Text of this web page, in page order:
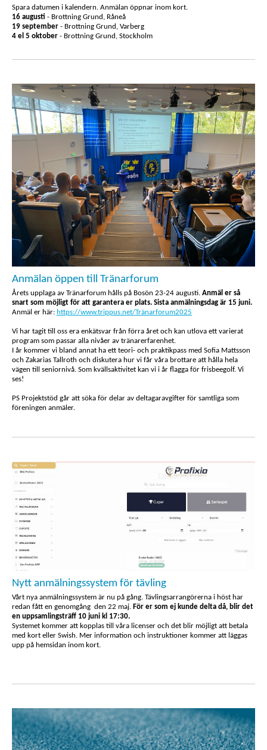
Spara datumen i kalendern. Anmälan öppnar inom kort.
16 augusti - Brottning Grund, Råneå
19 september - Brottning Grund, Varberg
4 el 5 oktober - Brottning Grund, Stockholm
Anmälan öppen till Tränarforum
Årets upplaga av Tränarforum hålls på Bosön 23-24 augusti. Anmäl er så
snart som möjligt för att garantera er plats. Sista anmälningsdag är 15 juni.
Anmäl er här: https://www.trippus.net/Tränarforum2025
Vi har tagit till oss era enkätsvar från förra året och kan utlova ett varierat
program som passar alla nivåer av tränarerfarenhet.
I år kommer vi bland annat ha ett teori- och praktikpass med Sofia Mattsson
och Zakarias Tallroth och diskutera hur vi får våra brottare att hålla hela
vägen till seniornivå. Som kvällsaktivitet kan vi i år flagga för frisbeegolf. Vi
ses!
PS Projektstöd går att söka för delar av deltagaravgifter för samtliga som
föreningen anmäler.
Nytt anmälningssystem för tävling
Vårt nya anmälningssystem är nu på gång. Tävlingsarrangörerna i höst har
redan fått en genomgång den 22 maj. För er som ej kunde delta då, blir det
en uppsamlingsträff 10 juni kl 17:30.
Systemet kommer att kopplas till våra licenser och det blir möjligt att betala
med kort eller Swish. Mer information och instruktioner kommer att läggas
upp på hemsidan inom kort.